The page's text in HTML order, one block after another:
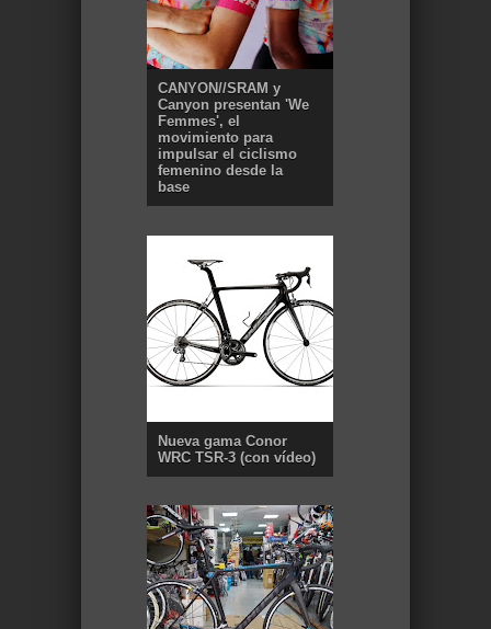
CANYON//SRAM y
Canyon presentan 'We
Femmes', el
movimiento para
impulsar el ciclismo
femenino desde la
base
Nueva gama Conor
WRC TSR-3 (con vídeo)